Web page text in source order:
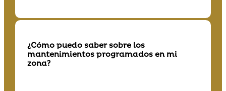
¿Cómo puedo saber sobre los
mantenimientos programados en mi
zona?